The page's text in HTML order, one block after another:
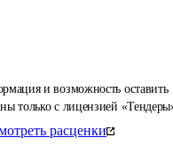
и возможность оставить
только с лицензией
расценки